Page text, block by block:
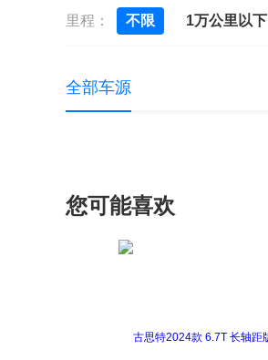
里程： 不限 1万公里以下
全部车源
您可能喜欢